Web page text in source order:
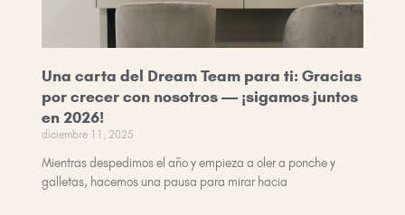
Una carta del Dream Team para ti: Gracias
por crecer con nosotros — ¡sigamos juntos
en 2026!
diciembre 11, 2025
Mientras despedimos el año y empieza a oler a ponche y
galletas, hacemos una pausa para mirar hacia